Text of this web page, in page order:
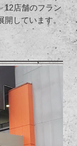
12店舗のフラン
開しています。